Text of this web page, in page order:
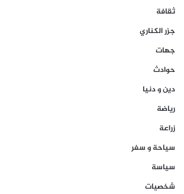
ثقافة
جزر الكناري
جهات
حوادث
دين و دنيا
رياضة
زراعة
سياحة و سفر
سياسة
شخصيات